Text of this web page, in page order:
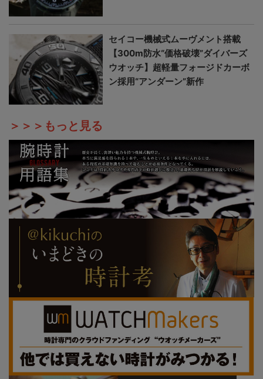
セイコー機械式ムーヴメント搭載
【300m防水“価格破壊”ダイバーズ
ウオッチ】超軽量フォージドカーボ
ン採用“アンダーン”新作
＞＞＞もっと見る